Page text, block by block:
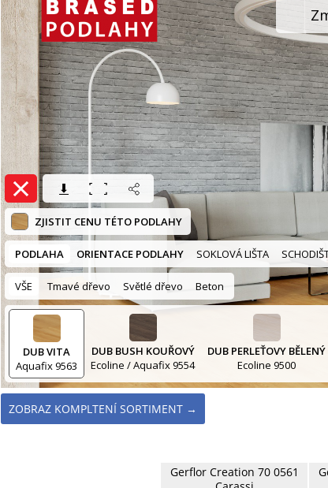
ZOBRAZ KOMPLTENÍ SORTIMENT →
Gerflor Creation 70 0561